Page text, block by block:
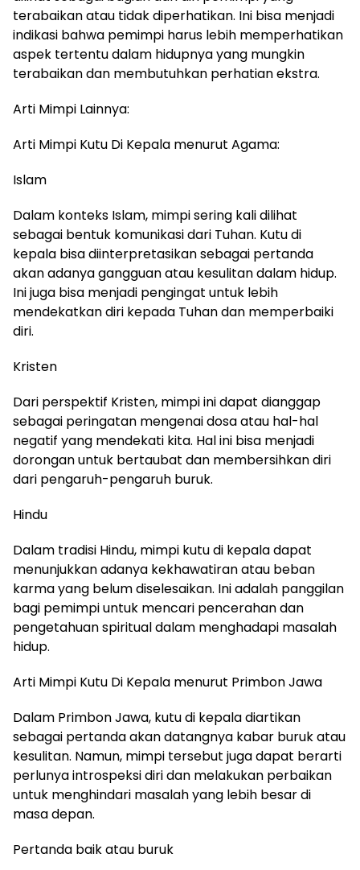
terabaikan atau tidak diperhatikan. Ini bisa menjadi
indikasi bahwa pemimpi harus lebih memperhatikan
aspek tertentu dalam hidupnya yang mungkin
terabaikan dan membutuhkan perhatian ekstra.
Arti Mimpi Lainnya:
Arti Mimpi Kutu Di Kepala menurut Agama:
Islam
Dalam konteks Islam, mimpi sering kali dilihat
sebagai bentuk komunikasi dari Tuhan. Kutu di
kepala bisa diinterpretasikan sebagai pertanda
akan adanya gangguan atau kesulitan dalam hidup.
Ini juga bisa menjadi pengingat untuk lebih
mendekatkan diri kepada Tuhan dan memperbaiki
diri.
Kristen
Dari perspektif Kristen, mimpi ini dapat dianggap
sebagai peringatan mengenai dosa atau hal-hal
negatif yang mendekati kita. Hal ini bisa menjadi
dorongan untuk bertaubat dan membersihkan diri
dari pengaruh-pengaruh buruk.
Hindu
Dalam tradisi Hindu, mimpi kutu di kepala dapat
menunjukkan adanya kekhawatiran atau beban
karma yang belum diselesaikan. Ini adalah panggilan
bagi pemimpi untuk mencari pencerahan dan
pengetahuan spiritual dalam menghadapi masalah
hidup.
Arti Mimpi Kutu Di Kepala menurut Primbon Jawa
Dalam Primbon Jawa, kutu di kepala diartikan
sebagai pertanda akan datangnya kabar buruk atau
kesulitan. Namun, mimpi tersebut juga dapat berarti
perlunya introspeksi diri dan melakukan perbaikan
untuk menghindari masalah yang lebih besar di
masa depan.
Pertanda baik atau buruk